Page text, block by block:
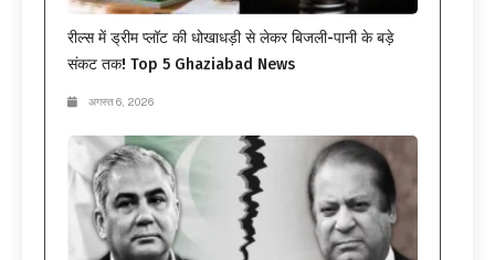
रील्स में ड्रीम प्लॉट की धोखाधड़ी से लेकर बिजली-पानी के बड़े
संकट तक! Top 5 Ghaziabad News
अगस्त 6, 2026